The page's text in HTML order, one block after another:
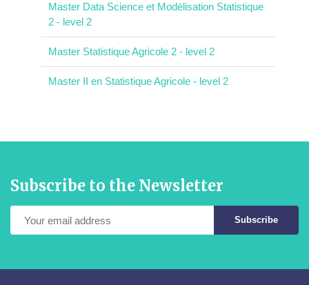
Master Data Science et Modélisation Statistique
2 - level 2
Master Statistique Agricole 2 - level 2
Master II en Statistique Agricole - level 2
Subscribe to the Newsletter
Subscribe